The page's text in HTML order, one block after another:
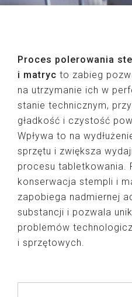
Proces polerowania
i matryc to zabieg
na utrzymanie ich w
stanie technicznym,
gładkość i czystość
Wpływa to na
sprzętu i zwiększa
procesu tabletkowania.
konserwacja stempli i
zapobiega nadmiernej
substancji i pozwala
problemów
i sprzętowych.